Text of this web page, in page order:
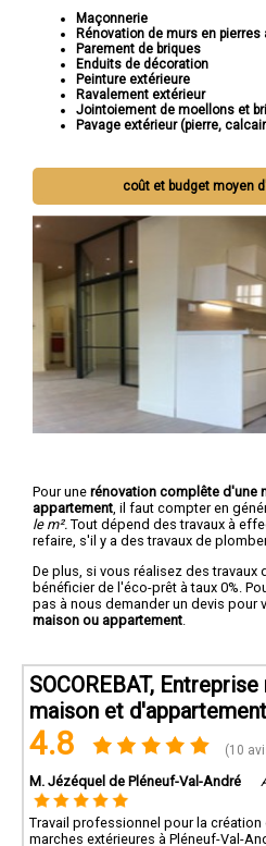
Maçonnerie
Rénovation de murs en pierres
Parement de briques
Enduits de décoration
Peinture extérieure
Ravalement extérieur
Jointoiement de moellons et
Pavage extérieur (pierre,
coût et budget moyen
Pour une rénovation complête d'une
appartement , il faut compter en
le m². Tout dépend des travaux à
refaire, s'il y a des travaux de
De plus, si vous réalisez des
bénéficier de l'éco-prêt à taux 0%.
pas à nous demander un devis pour
maison ou appartement
SOCOREBAT,
maison et
4.8 (10
M. Jézéquel de Pléneuf-Val-André
Travail professionnel pour la création
marches extérieures à Pléneuf-Val-